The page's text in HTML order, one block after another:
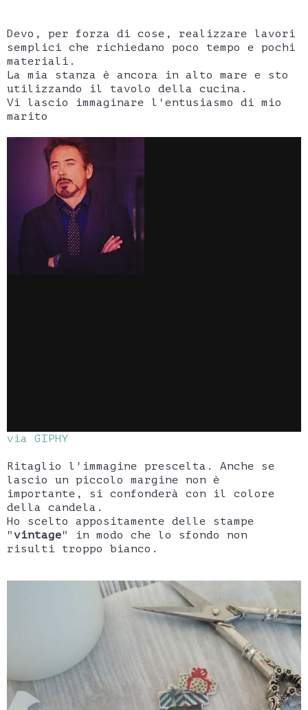
Devo, per forza di cose, realizzare lavori
semplici che richiedano poco tempo e pochi
materiali.
La mia stanza è ancora in alto mare e sto
utilizzando il tavolo della cucina.
Vi lascio immaginare l'entusiasmo di mio
marito
via GIPHY
Ritaglio l'immagine prescelta. Anche se
lascio un piccolo margine non è
importante, si confonderà con il colore
della candela.
Ho scelto appositamente delle stampe
"vintage" in modo che lo sfondo non
risulti troppo bianco.